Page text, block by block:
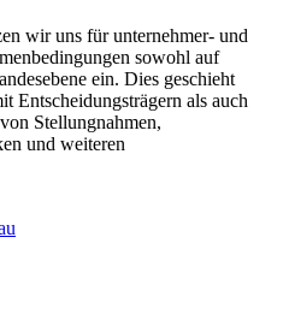
wir uns für unternehmer- und
sowohl auf
ein. Dies geschieht
Entscheidungsträgern als auch
Stellungnahmen,
und weiteren